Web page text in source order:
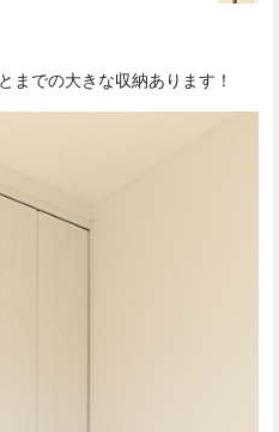
までの大きな収納あります！